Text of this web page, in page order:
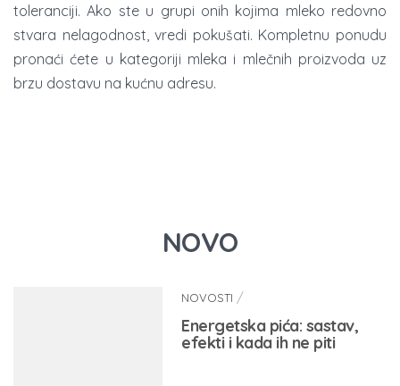
toleranciji. Ako ste u grupi onih kojima mleko redovno
stvara nelagodnost, vredi pokušati. Kompletnu ponudu
pronaći ćete u kategoriji mleka i mlečnih proizvoda uz
brzu dostavu na kućnu adresu.
NOVO
NOVOSTI /
Energetska pića: sastav,
efekti i kada ih ne piti